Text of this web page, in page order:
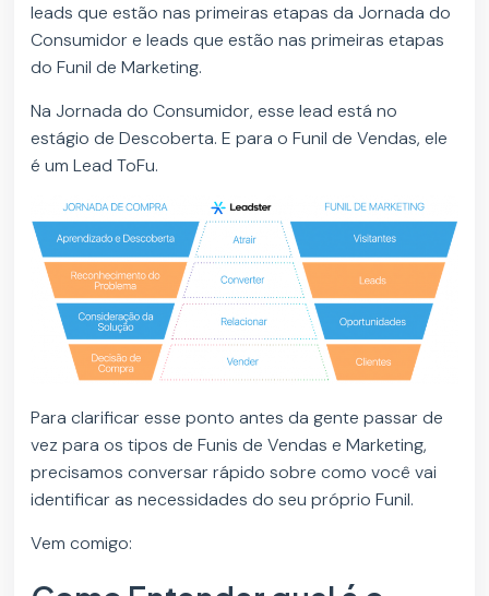
leads que estão nas primeiras etapas da Jornada do
Consumidor e leads que estão nas primeiras etapas
do Funil de Marketing.
Na Jornada do Consumidor, esse lead está no
estágio de Descoberta. E para o Funil de Vendas, ele
é um Lead ToFu.
Para clarificar esse ponto antes da gente passar de
vez para os tipos de Funis de Vendas e Marketing,
precisamos conversar rápido sobre como você vai
identificar as necessidades do seu próprio Funil.
Vem comigo: